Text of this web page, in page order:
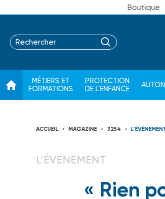
Boutique
MÉTIERS ET
FORMATIONS
PROTECTION
DE L'ENFANCE
ACCUEIL MAGAZINE 3254
L’ÉVÉNEMENT
« Rien